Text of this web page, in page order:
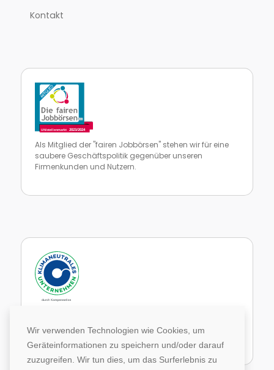
Wir verwenden Technologien wie Cookies, um
Geräteinformationen zu speichern und/oder darauf
zuzugreifen. Wir tun dies, um das Surferlebnis zu
Kontakt
Als Mitglied der "fairen Jobbörsen" stehen wir für eine
saubere Geschäftspolitik gegenüber unseren
Firmenkunden und Nutzern.
Klima und Entwicklung gleichen wir unsere CO2-
Emissionen durch weltweite Projekte aus.
Zur Website von Climate Extender: Klimaneutrales Unternehmen